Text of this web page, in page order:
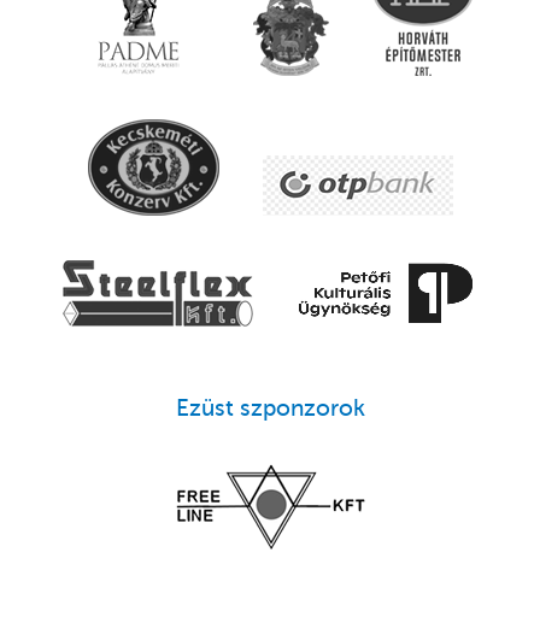
Ezüst szponzorok